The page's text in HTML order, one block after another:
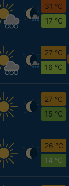
31 °C
17 °C
27 °C
16 °C
27 °C
15 °C
26 °C
14 °C